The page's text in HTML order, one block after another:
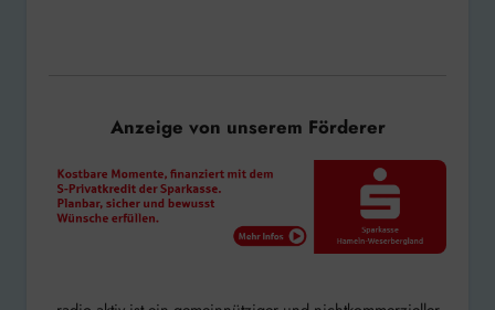
Anzeige von unserem Förderer